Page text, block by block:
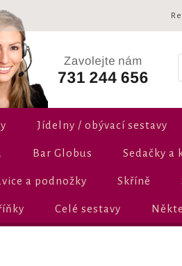
Jídelny / obývací sestavy
Bar Globus Sedačky a
a podnožky Skříně
Celé sestavy